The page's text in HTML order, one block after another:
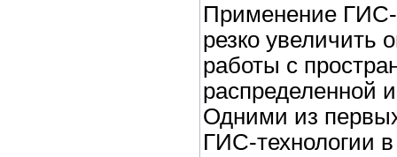
Применение ГИС-
резко увеличить
работы с
распределенной
Одними из
ГИС-технологии